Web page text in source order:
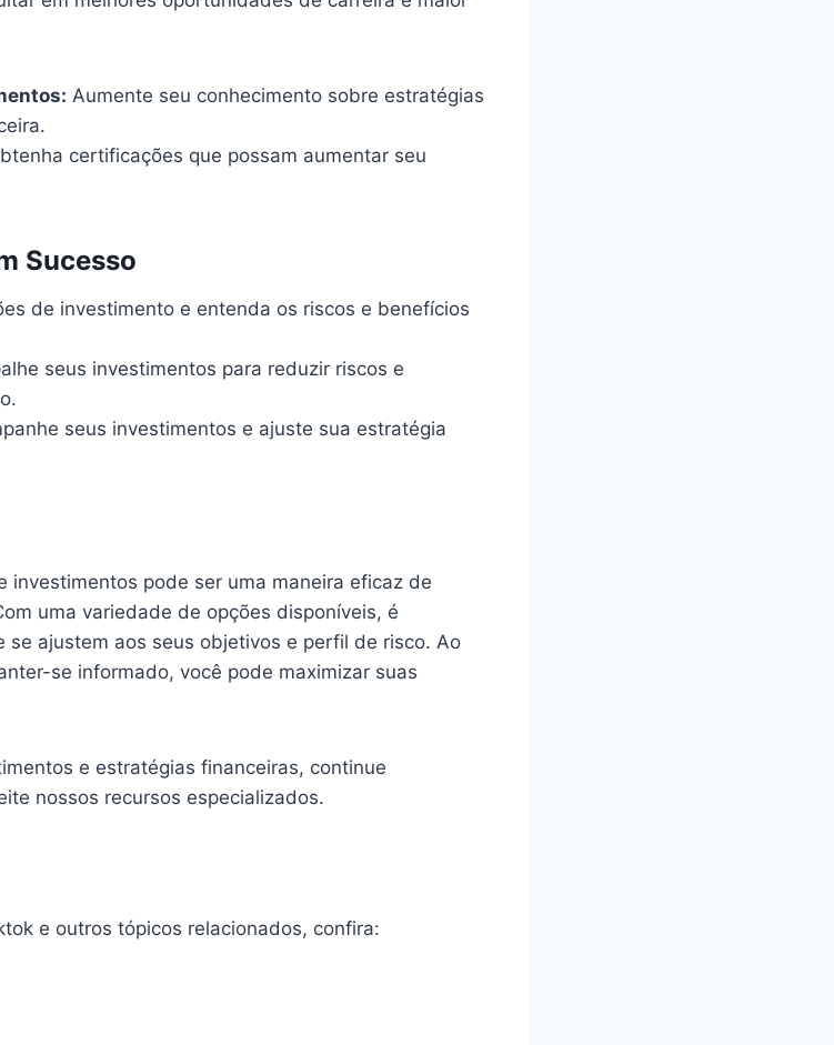
Aumente seu conhecimento sobre estratégias
certificações que possam aumentar seu
Sucesso
de investimento e entenda os riscos e benefícios
seus investimentos para reduzir riscos e
seus investimentos e ajuste sua estratégia
investimentos pode ser uma maneira eficaz de
uma variedade de opções disponíveis, é
ajustem aos seus objetivos e perfil de risco. Ao
se informado, você pode maximizar suas
e estratégias financeiras, continue
nossos recursos especializados.
e outros tópicos relacionados, confira: